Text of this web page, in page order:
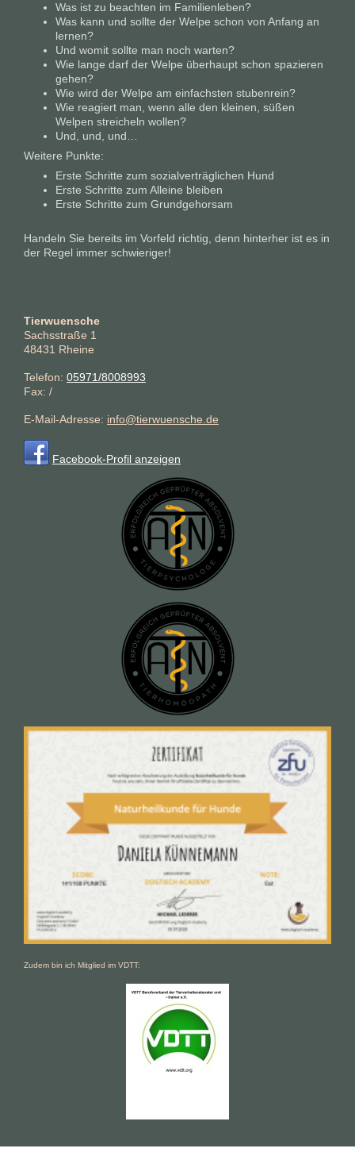
Was ist zu beachten im Familienleben?
Was kann und sollte der Welpe schon von Anfang an
lernen?
Und womit sollte man noch warten?
Wie lange darf der Welpe überhaupt schon spazieren
gehen?
Wie wird der Welpe am einfachsten stubenrein?
Wie reagiert man, wenn alle den kleinen, süßen
Welpen streicheln wollen?
Und, und, und…
Weitere Punkte:
Erste Schritte zum sozialverträglichen Hund
Erste Schritte zum Alleine bleiben
Erste Schritte zum Grundgehorsam
Handeln Sie bereits im Vorfeld richtig, denn hinterher ist es in
der Regel immer schwieriger !
Tierwuensche
Sachsstraße 1
48431 Rheine
Telefon: 05971/8008993
Fax: /
E-Mail-Adresse: info@tierwuensche.de
Facebook-Profil anzeigen
Zudem bin ich Mitglied im VDTT: